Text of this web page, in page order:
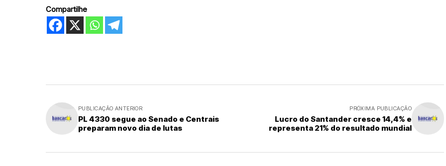
Compartilhe
PUBLICAÇÃO ANTERIOR
PL 4330 segue ao Senado e Centrais
preparam novo dia de lutas
PRÓXIMA PUBLICAÇÃO
Lucro do Santander cresce 14,4% e
representa 21% do resultado mundial